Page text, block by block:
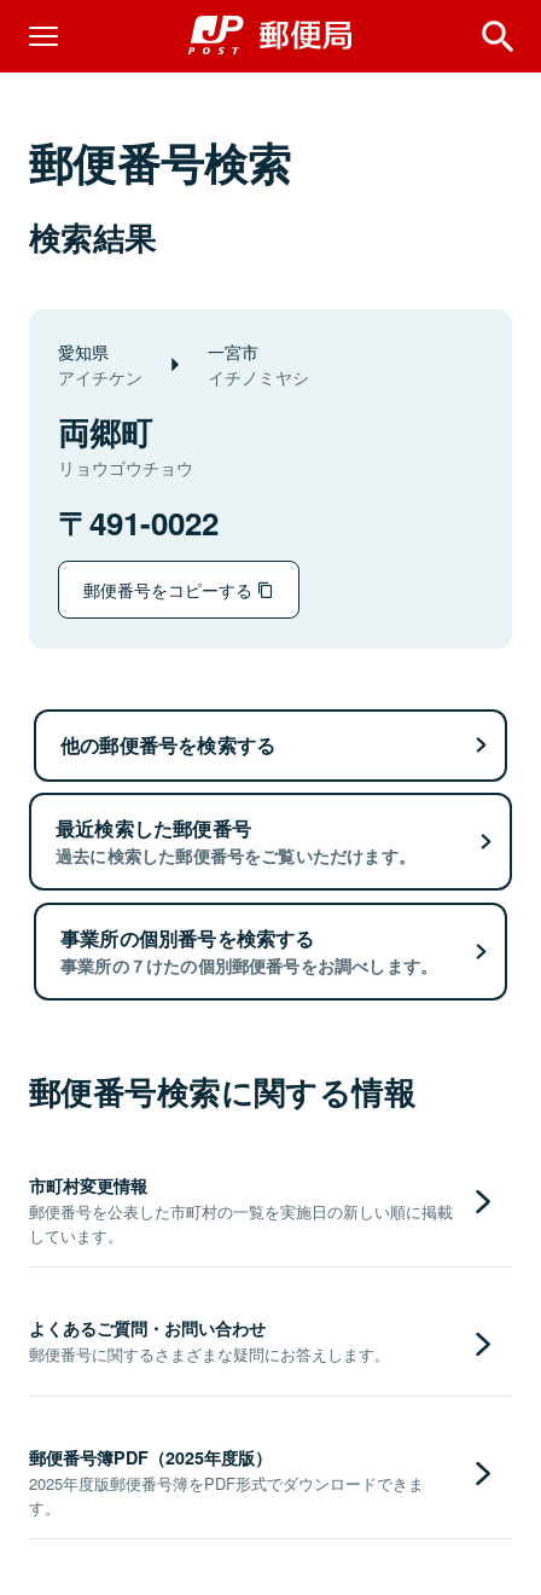
郵便番号検索
検索結果
愛知県
アイチケン
一宮市
イチノミヤシ
両郷町
リョウゴウチョウ
491-0022
郵便番号をコピーする
他の郵便番号を検索する
最近検索した郵便番号
過去に検索した郵便番号をご覧いただけます。
事業所の個別番号を検索する
事業所の７けたの個別郵便番号をお調べします。
郵便番号検索に関する情報
市町村変更情報
郵便番号を公表した市町村の一覧を実施日の新しい順に掲載
しています。
よくあるご質問・お問い合わせ
郵便番号に関するさまざまな疑問にお答えします。
郵便番号簿PDF（2025年度版）
2025年度版郵便番号簿をPDF形式でダウンロードできま
す。